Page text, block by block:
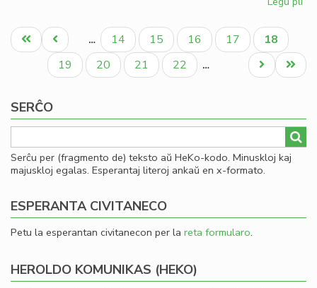
en
Pagination
Unua
paĝo
Antaŭa
paĝo
… Paĝo
14 Paĝo
15 Paĝo
16 Paĝo
17
Aktuala
paĝo
18
Paĝo
19 Paĝo
20 Paĝo
21 Paĝo
22 …
Last
page
Next
page
SERĈO
Serĉu per (fragmento de) teksto aŭ HeKo-kodo. Minuskloj kaj
majuskloj egalas. Esperantaj literoj ankaŭ en x-formato.
ESPERANTA CIVITANECO
Petu la esperantan civitanecon per la reta formularo.
HEROLDO KOMUNIKAS (HEKO)